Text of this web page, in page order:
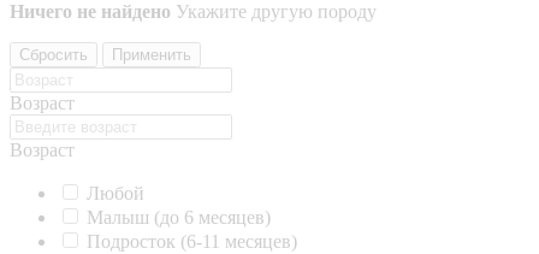
Ничего не найдено Укажите другую породу
Сбросить Применить
Возраст
Возраст
Любой
Малыш (до 6 месяцев)
Подросток (6-11 месяцев)